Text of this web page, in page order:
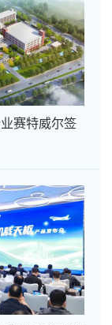
赛特威尔签